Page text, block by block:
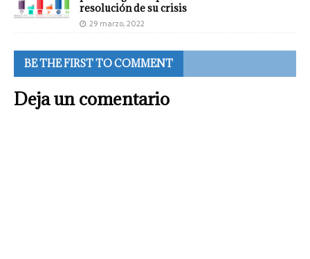
resolución de su crisis
29 marzo, 2022
BE THE FIRST TO COMMENT
Deja un comentario